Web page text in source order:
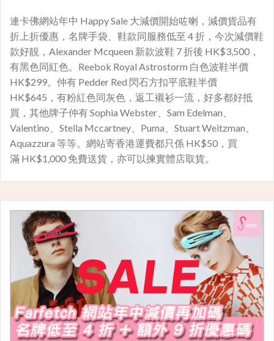
連卡佛網站年中 Happy Sale 大減價開始咗喇，減價貨品有
折上折優惠，名牌手袋、鞋款同服務低至 4 折，今次減價鞋
款好靚，Alexander Mcqueen 新款波鞋 7 折後 HK$3,500，
有黑色同紅色。Reebok Royal Astrostorm 白色波鞋半價
HK$299。仲有 Pedder Red 閃石方扣平底鞋半價
HK$645，有粉紅色同灰色，返工襯衫一流，好多都好抵
買，其他牌子仲有 Sophia Webster、Sam Edelman、
Valentino、Stella Mccartney、Puma、Stuart Weitzman、
Aquazzura 等等。網站寄香港運費都只係 HK$50，買
滿 HK$1,000 免費送貨，亦可以揀實體店取貨。